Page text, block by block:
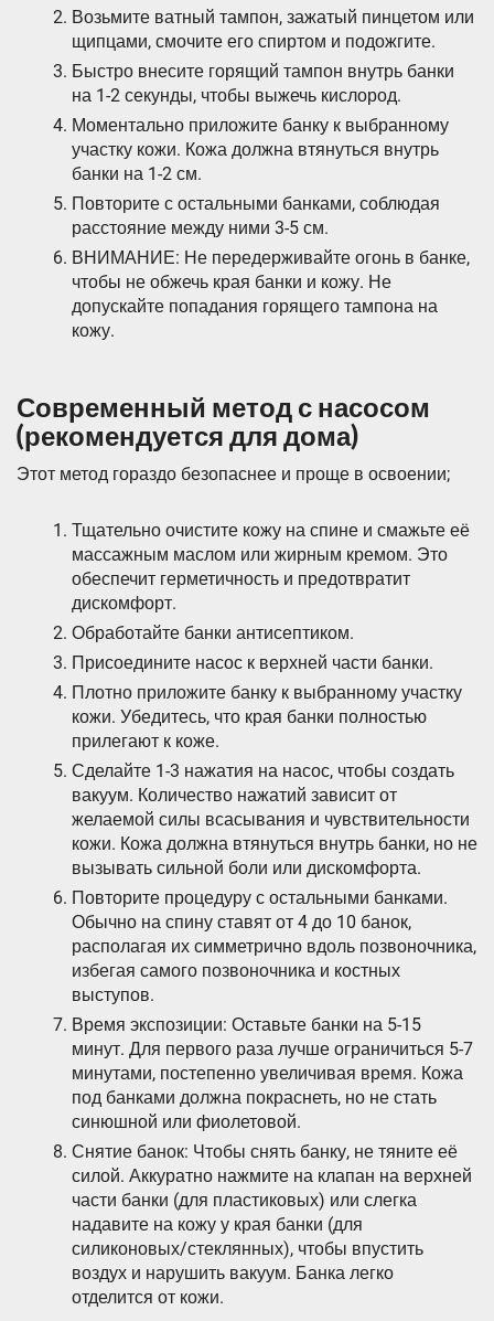
Возьмите ватный тампон, зажатый пинцетом или
щипцами, смочите его спиртом и подожгите.
Быстро внесите горящий тампон внутрь банки
на 1-2 секунды, чтобы выжечь кислород.
Моментально приложите банку к выбранному
участку кожи. Кожа должна втянуться внутрь
банки на 1-2 см.
Повторите с остальными банками, соблюдая
расстояние между ними 3-5 см.
ВНИМАНИЕ: Не передерживайте огонь в банке,
чтобы не обжечь края банки и кожу. Не
допускайте попадания горящего тампона на
кожу.
Современный метод с насосом
(рекомендуется для дома)
Этот метод гораздо безопаснее и проще в освоении;
Тщательно очистите кожу на спине и смажьте её
массажным маслом или жирным кремом. Это
обеспечит герметичность и предотвратит
дискомфорт.
Обработайте банки антисептиком.
Присоедините насос к верхней части банки.
Плотно приложите банку к выбранному участку
кожи. Убедитесь, что края банки полностью
прилегают к коже.
Сделайте 1-3 нажатия на насос, чтобы создать
вакуум. Количество нажатий зависит от
желаемой силы всасывания и чувствительности
кожи. Кожа должна втянуться внутрь банки, но не
вызывать сильной боли или дискомфорта.
Повторите процедуру с остальными банками.
Обычно на спину ставят от 4 до 10 банок,
располагая их симметрично вдоль позвоночника,
избегая самого позвоночника и костных
выступов.
Время экспозиции: Оставьте банки на 5-15
минут. Для первого раза лучше ограничиться 5-7
минутами, постепенно увеличивая время. Кожа
под банками должна покраснеть, но не стать
синюшной или фиолетовой.
Снятие банок: Чтобы снять банку, не тяните её
силой. Аккуратно нажмите на клапан на верхней
части банки (для пластиковых) или слегка
надавите на кожу у края банки (для
силиконовых/стеклянных), чтобы впустить
воздух и нарушить вакуум. Банка легко
отделится от кожи.